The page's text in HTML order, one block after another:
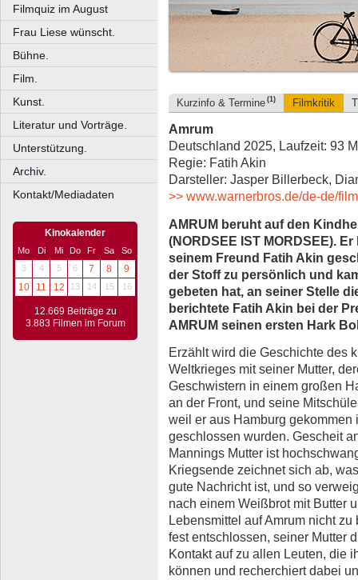
Filmquiz im August
Frau Liese wünscht.
Bühne.
Film.
Kunst.
Literatur und Vorträge.
Unterstützung.
Archiv.
Kontakt/Mediadaten
Kinokalender
Mo Di Mi Do Fr Sa
So
3
4 5 6 7 8
9
10
11 12 13 14 15 16
12.669 Beiträge zu
3.883 Filmen im Forum
Kurzinfo & Termine (1) Filmkritik
Amrum
Deutschland 2025, Laufzeit: 93
Regie: Fatih Akin
Darsteller: Jasper Billerbeck,
>> www.warnerbros.de/de-de/
AMRUM beruht auf den
(NORDSEE IST MORDSEE).
seinem Freund Fatih Akin
der Stoff zu persönlich und
gebeten hat, an seiner Stelle
berichtete Fatih Akin bei der
AMRUM seinen ersten Hark
Erzählt wird die Geschichte des
Weltkrieges mit seiner Mutter,
Geschwistern in einem großen
an der Front, und seine
weil er aus Hamburg gekommen
geschlossen wurden. Gescheit
Mannings Mutter ist
Kriegsende zeichnet sich ab,
gute Nachricht ist, und so
nach einem Weißbrot mit Butter
Lebensmittel auf Amrum nicht
fest entschlossen, seiner Mutter
Kontakt auf zu allen Leuten, die
können und recherchiert dabei